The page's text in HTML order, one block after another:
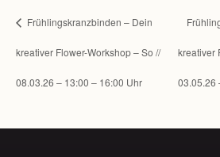
Frühlingskranzbinden – Dein
kreativer Flower-Workshop – So //
08.03.26 – 13:00 – 16:00 Uhr
kreativer
03.05.26